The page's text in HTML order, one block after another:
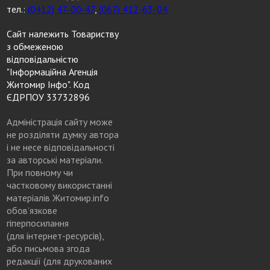
тел.:(0412) 47-00-47,(067) 412-63-04
Сайт належить Товариству
з обмеженою
відповідальністю
"Інформаційна Агенція
Житомир Інфо". Код
ЄДРПОУ 33732896
Адміністрація сайту може
не розділяти думку автора
і не несе відповідальності
за авторські матеріали.
При повному чи
частковому використанні
матеріалів Житомир.info
обов’язкове
гіперпосилання
(для інтернет-ресурсів),
або письмова згода
редакції (для друкованих